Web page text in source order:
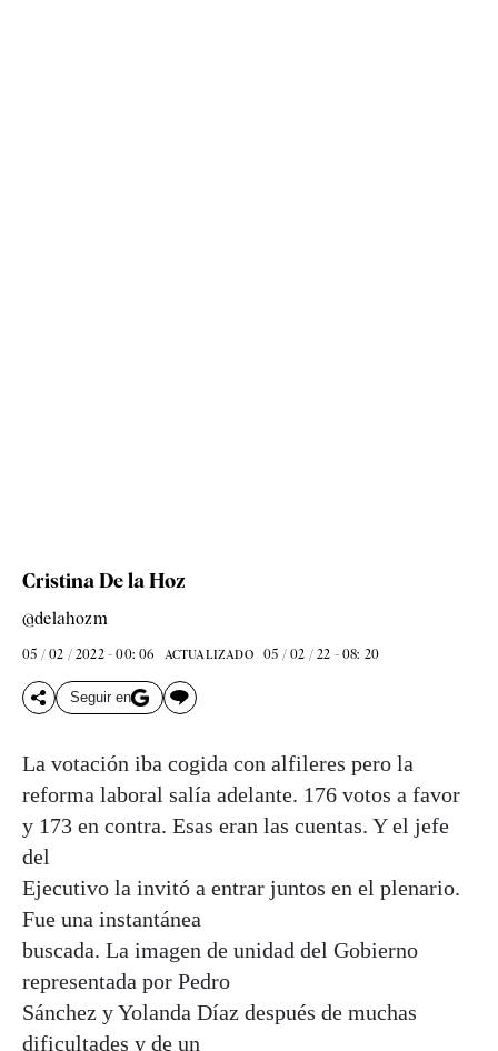
Cristina De la Hoz
@delahozm
05 / 02 / 2022 - 00: 06 ACTUALIZADO 05 / 02 / 22 - 08: 20
Seguir en
La votación iba cogida con alfileres pero la
reforma laboral salía adelante. 176 votos a favor
y 173 en contra. Esas eran las cuentas. Y el jefe
del
Ejecutivo la invitó a entrar juntos en el plenario.
Fue una instantánea
buscada. La imagen de unidad del Gobierno
representada por Pedro
Sánchez y Yolanda Díaz después de muchas
dificultades y de un